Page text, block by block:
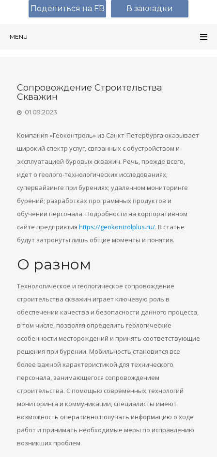
MENU
Сопровождение Строительства
Скважин
01.09.2023
Компания «Геоконтроль» из Санкт-Петербурга оказывает
широкий спектр услуг, связанных с обустройством и
эксплуатацией буровых скважин. Речь, прежде всего,
идет о геолого-технологических исследованиях;
супервайзинге при бурениях; удаленном мониторинге
бурений; разработках программных продуктов и
обучении персонала. Подробности на корпоративном
сайте предприятия https://geokontrolplus.ru/. В статье
будут затронуты лишь общие моменты и понятия.
О разном
Технологическое и геологическое сопровождение
строительства скважин играет ключевую роль в
обеспечении качества и безопасности данного процесса,
в том числе, позволяя определить геологические
особенности месторождений и принять соответствующие
решения при бурении. Мобильность становится все
более важной характеристикой для технического
персонала, занимающегося сопровождением
строительства. С помощью современных технологий
мониторинга и коммуникации, специалисты имеют
возможность оперативно получать информацию о ходе
работ и принимать необходимые меры по исправлению
возникших проблем.
Поделиться на FB В закладки